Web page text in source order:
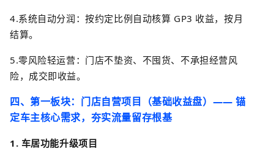
4.系统自动分润：按约定比例自动核算 GP3 收益，按月
结算。
5.零风险轻运营：门店不垫资、不囤货、不承担经营风
险，成交即收益。
四、第一板块：门店自营项目（基础收益盘） ——锚
定车主核心需求，夯实流量留存根基
1. 车居功能升级项目